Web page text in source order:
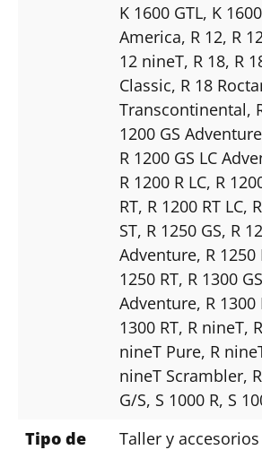
K 1600 GTL, K
America, R 12, R
12 nineT, R 18, R
Classic, R 18
Transcontinental,
1200 GS Adventure
R 1200 GS LC
R 1200 R LC, R
RT, R 1200 RT LC,
ST, R 1250 GS, R
Adventure, R 1250
1250 RT, R 1300 GS
Adventure, R 1300
1300 RT, R nineT,
nineT Pure, R
nineT Scrambler,
G/S, S 1000 R, S
Tipo de
Taller y accesorios